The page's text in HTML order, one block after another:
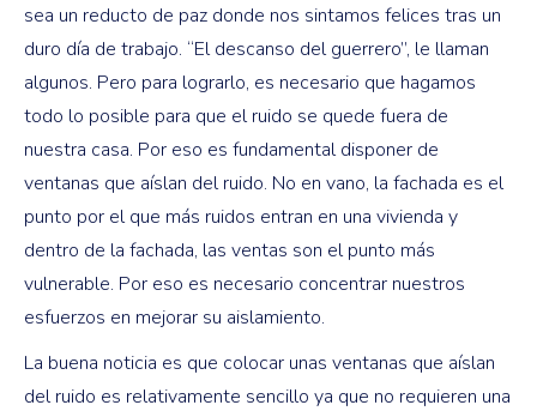
sea un reducto de paz donde nos sintamos felices tras un
duro día de trabajo. “El descanso del guerrero”, le llaman
algunos. Pero para lograrlo, es necesario que hagamos
todo lo posible para que el ruido se quede fuera de
nuestra casa. Por eso es fundamental disponer de
ventanas que aíslan del ruido. No en vano, la fachada es el
punto por el que más ruidos entran en una vivienda y
dentro de la fachada, las ventas son el punto más
vulnerable. Por eso es necesario concentrar nuestros
esfuerzos en mejorar su aislamiento.
La buena noticia es que colocar unas ventanas que aíslan
del ruido es relativamente sencillo ya que no requieren una